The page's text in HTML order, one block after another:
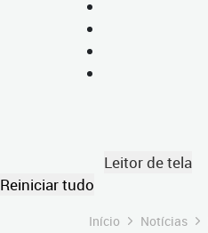
Leitor de tela
Reiniciar tudo
Início Notícias